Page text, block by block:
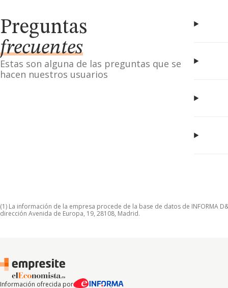
Preguntas
frecuentes
Estas son alguna de las preguntas que se
hacen nuestros usuarios
(1) La información de la empresa procede de la base de datos de INFORMA
dirección Avenida de Europa, 19, 28108, Madrid.
Información ofrecida por